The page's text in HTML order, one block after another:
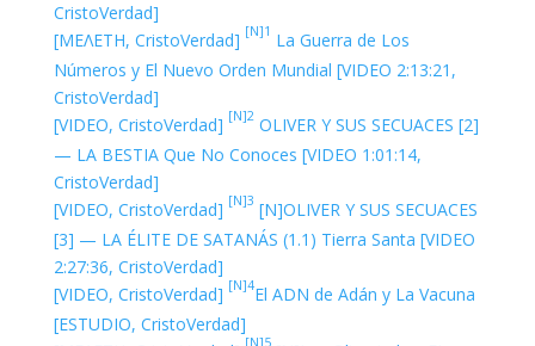
CristoVerdad]
[ΜΕΛΕΤΗ, CristoVerdad] [N]1 La Guerra de Los
Números y El Nuevo Orden Mundial [VIDEO 2:13:21,
CristoVerdad]
[VIDEO, CristoVerdad] [N]2OLIVER Y SUS SECUACES [2]
— LA BESTIA Que No Conoces [VIDEO 1:01:14,
CristoVerdad]
[VIDEO, CristoVerdad] [N]3 [N]OLIVER Y SUS SECUACES
[3] — LA ÉLITE DE SATANÁS (1.1) Tierra Santa [VIDEO
2:27:36, CristoVerdad]
[VIDEO, CristoVerdad] [N]4El ADN de Adán y La Vacuna
[ESTUDIO, CristoVerdad]